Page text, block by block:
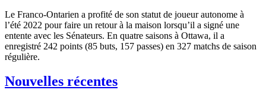
Le Franco-Ontarien a profité de son statut de joueur autonome à
l’été 2022 pour faire un retour à la maison lorsqu’il a signé une
entente avec les Sénateurs. En quatre saisons à Ottawa, il a
enregistré 242 points (85 buts, 157 passes) en 327 matchs de saison
régulière.
Nouvelles récentes